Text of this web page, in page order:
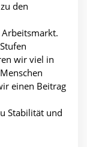
den
wir viel in
einen Beitrag
Stabilität und